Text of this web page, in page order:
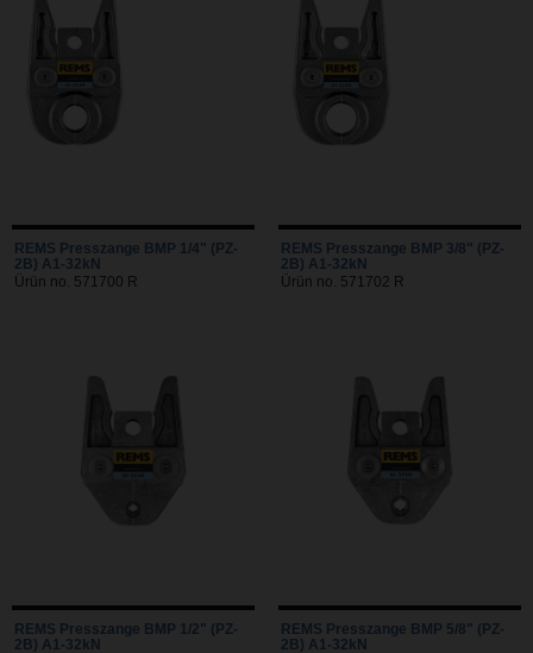
REMS Presszange BMP 1/4" (PZ-
2B) A1-32kN
Ürün no. 571700 R
REMS Presszange BMP 3/8" (PZ-
2B) A1-32kN
Ürün no. 571702 R
REMS Presszange BMP 1/2" (PZ-
2B) A1-32kN
REMS Presszange BMP 5/8" (PZ-
2B) A1-32kN